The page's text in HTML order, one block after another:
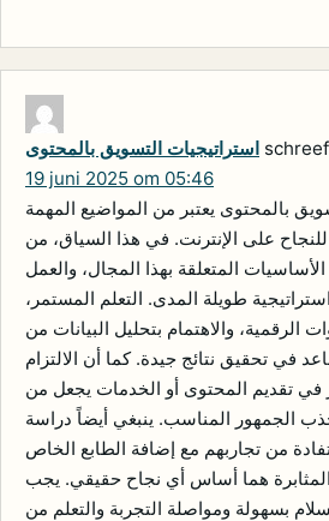
استراتيجيات التسويق بالمحتوى
19 juni 2025 om 05:46
بالمحتوى يعتبر من المواضيع المهمة
على الإنترنت. في هذا السياق، من
المتعلقة بهذا المجال، والعمل
طويلة المدى. التعلم المستمر،
الرقمية، والاهتمام بتحليل البيانات من
في تحقيق نتائج جيدة. كما أن الالتزام
في تقديم المحتوى أو الخدمات يجعل من
الجمهور المناسب. ينبغي أيضاً دراسة
من تجاربهم مع إضافة الطابع الخاص
هما أساس أي نجاح حقيقي. يجب
بسهولة ومواصلة التجربة والتعلم من